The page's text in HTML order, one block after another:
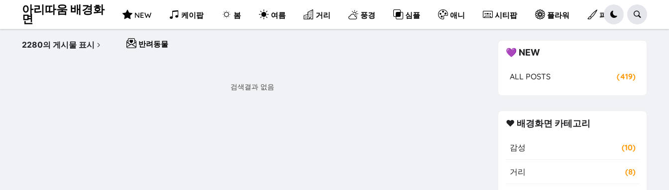
아리따움 배경화
면 NEW 케이팝 봄 여름 거리 풍경 심플 애니 시티팝 플라워 파스텔
반려동물
2280의 게시물 표시
검색결과 없음
💜 NEW
ALL POSTS (419)
❤️ 배경화면 카테고리
감성 (10)
거리 (8)